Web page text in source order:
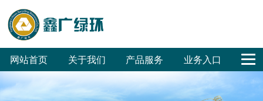
网站首页 关于我们
鑫 合 联
产品服务
回 危 废 废
业务入口
销 工